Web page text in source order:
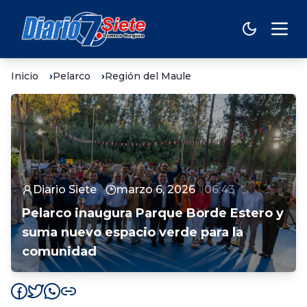
Inicio Pelarco Región del Maule
Diario Siete marzo 6, 2026 06:43
Pelarco inaugura Parque Borde Estero y
suma nuevo espacio verde para la
comunidad